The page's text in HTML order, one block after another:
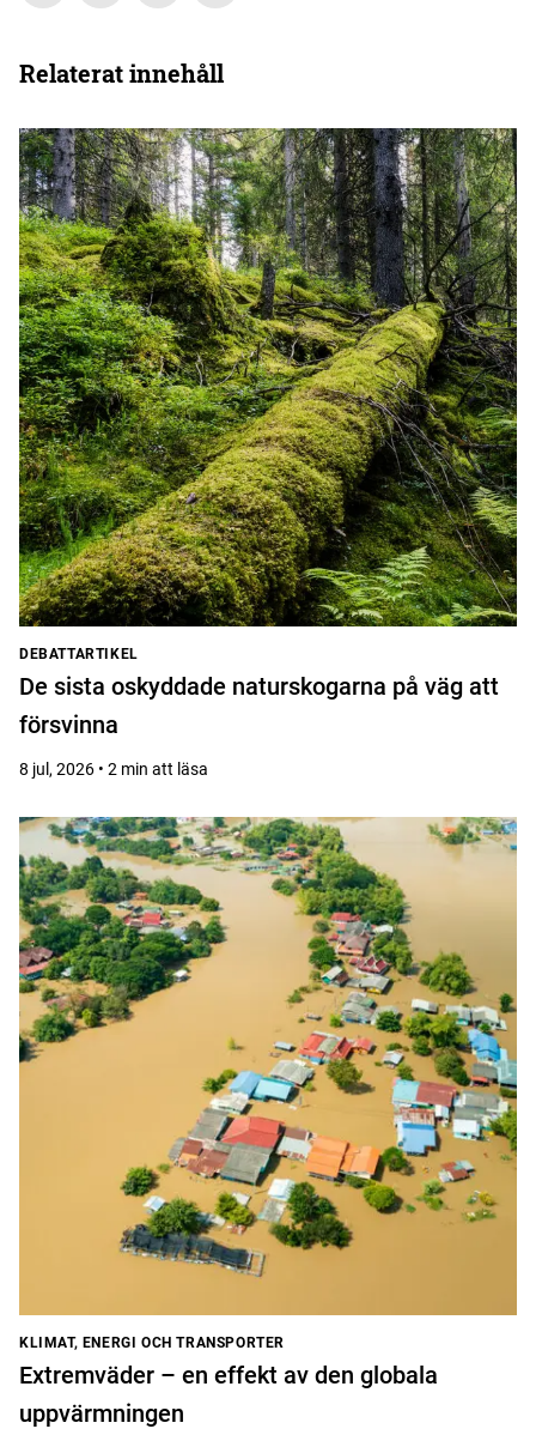
Relaterat innehåll
DEBATTARTIKEL
De sista oskyddade naturskogarna på väg att
försvinna
8 jul, 2026 • 2 min att läsa
KLIMAT, ENERGI OCH TRANSPORTER
Extremväder – en effekt av den globala
uppvärmningen